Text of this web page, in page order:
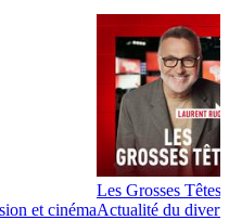
et cinéma
Les Grosses Têtes
Actualité du